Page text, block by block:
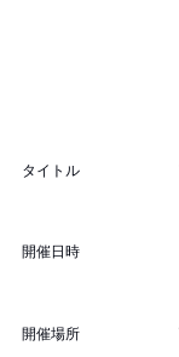
タイトル
開催日時
開催場所